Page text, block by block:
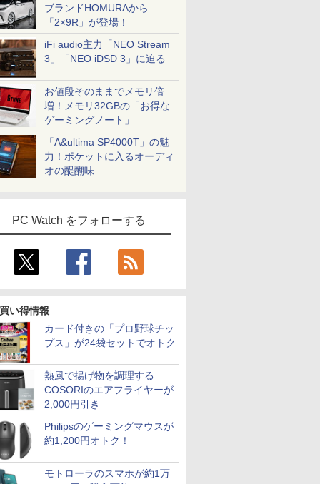
ブランドHOMURAから
「2×9R」が登場！
iFi audio主力「NEO Stream
3」「NEO iDSD 3」に迫る
お値段そのままでメモリ倍
増！メモリ32GBの「お得な
ゲーミングノート」
「A&ultima SP4000T」の魅
力！ポケットに入るオーディ
オの醍醐味
PC Watch をフォローする
い得情報
カード付きの「プロ野球チッ
プス」が24袋セットでオトク
熱風で揚げ物を調理する
COSORIのエアフライヤーが
2,000円引き
Philipsのゲーミングマウスが
約1,200円オトク！
モトローラのスマホが約1万